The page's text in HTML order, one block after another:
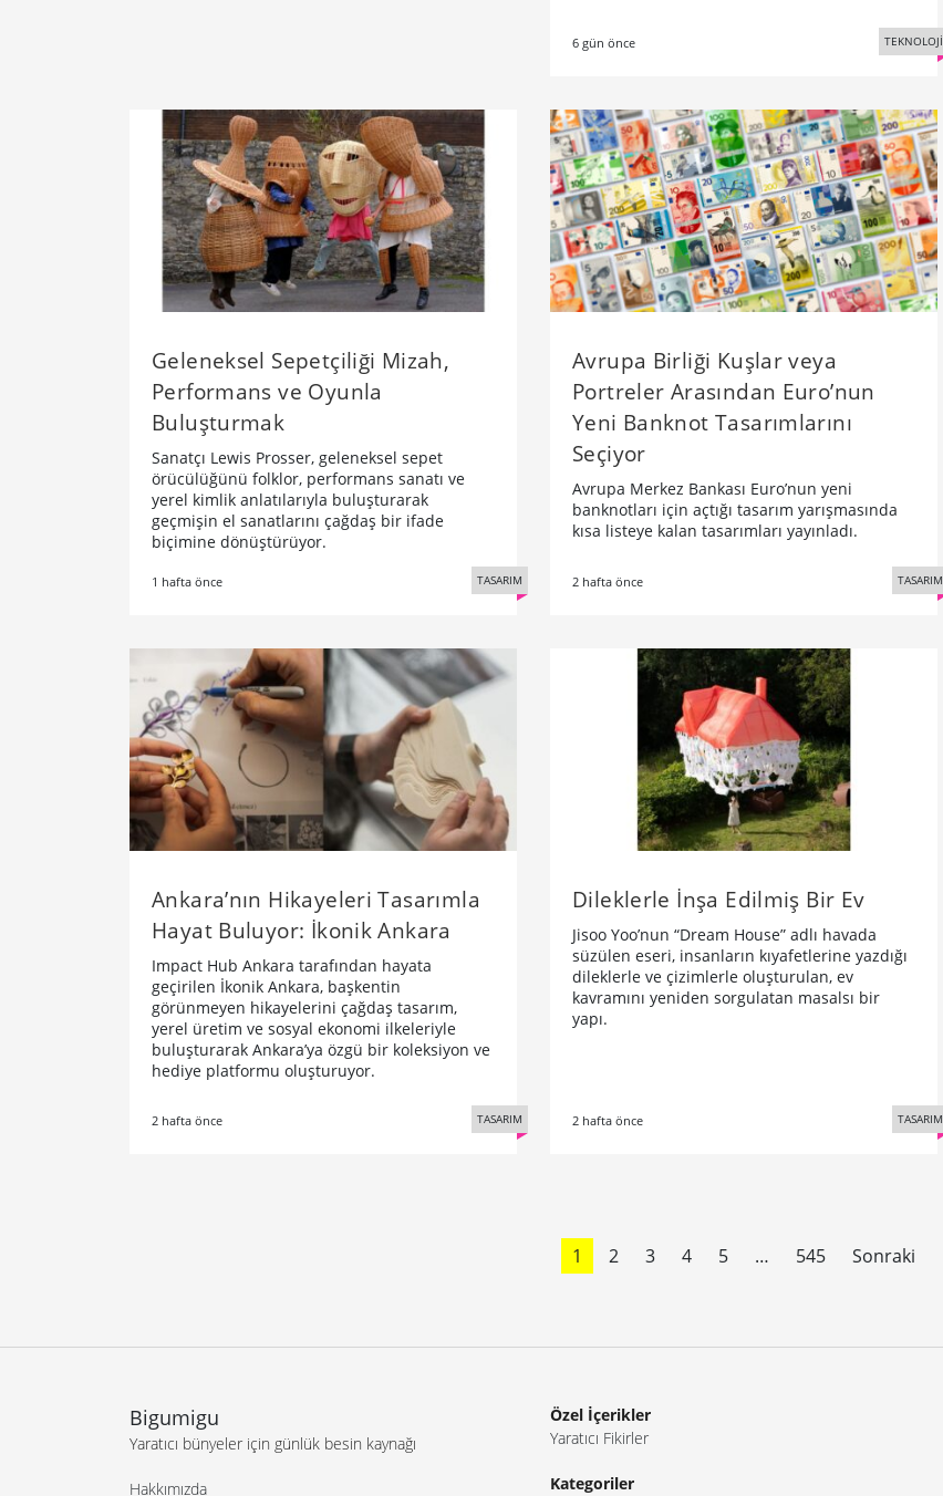
6 gün önce TEKNOLOJİ
Geleneksel Sepetçiliği Mizah,
Performans ve Oyunla
Buluşturmak
Sanatçı Lewis Prosser, geleneksel sepet
örücülüğünü folklor, performans sanatı ve
yerel kimlik anlatılarıyla buluşturarak
geçmişin el sanatlarını çağdaş bir ifade
biçimine dönüştürüyor.
1 hafta önce TASARIM
Avrupa Birliği Kuşlar veya
Portreler Arasından Euro’nun
Yeni Banknot Tasarımlarını
Seçiyor
Avrupa Merkez Bankası Euro’nun yeni
banknotları için açtığı tasarım yarışmasında
kısa listeye kalan tasarımları yayınladı.
2 hafta önce TASARIM
Ankara’nın Hikayeleri Tasarımla
Hayat Buluyor: İkonik Ankara
Impact Hub Ankara tarafından hayata
geçirilen İkonik Ankara, başkentin
görünmeyen hikayelerini çağdaş tasarım,
yerel üretim ve sosyal ekonomi ilkeleriyle
buluşturarak Ankara’ya özgü bir koleksiyon ve
hediye platformu oluşturuyor.
2 hafta önce TASARIM
Dileklerle İnşa Edilmiş Bir Ev
Jisoo Yoo’nun “Dream House” adlı havada
süzülen eseri, insanların kıyafetlerine yazdığı
dileklerle ve çizimlerle oluşturulan, ev
kavramını yeniden sorgulatan masalsı bir
yapı.
2 hafta önce TASARIM
1 2 3 4 5 … 545 Sonraki
Bigumigu
Yaratıcı bünyeler için günlük besin kaynağı
Hakkımızda
Özel İçerikler
Yaratıcı Fikirler
Kategoriler